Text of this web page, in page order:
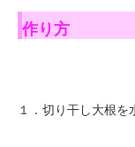
作り方
１．切り干し大根を